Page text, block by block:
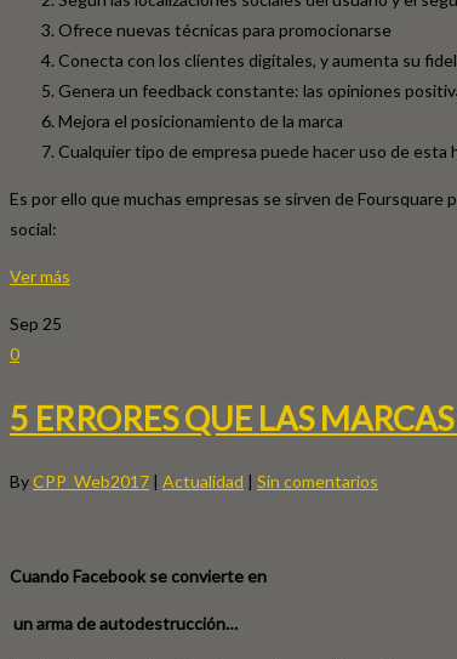
Ofrece nuevas técnicas para promocionarse
Conecta con los clientes digitales, y aumenta su
Genera un feedback constante: las opiniones
Mejora el posicionamiento de la marca
Cualquier tipo de empresa puede hacer uso de
Es por ello que muchas empresas se sirven de
social:
Ver más
Sep 25
0
5 ERRORES QUE LAS
ByCPP_Web2017 | Actualidad | Sin comentarios
Cuando Facebook se convierte en
un arma deautodestrucción…